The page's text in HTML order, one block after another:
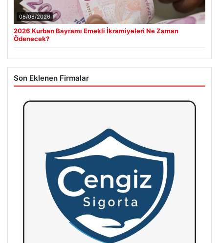
05/08/2026
2026 Kurban Bayramı Emekli İkramiyeleri Ne Zaman
Ödenecek?
Son Eklenen Firmalar